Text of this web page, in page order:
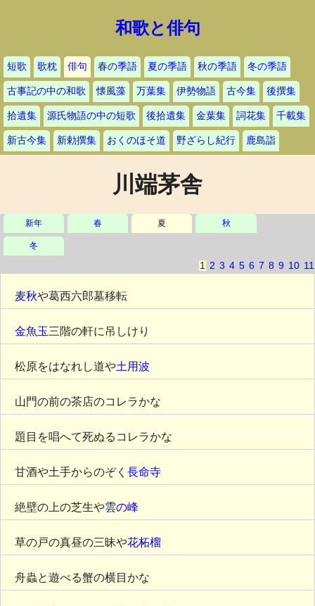
和歌と俳句
短歌 歌枕 俳句 春の季語 夏の季語 秋の季語 冬の季語
古事記の中の和歌 懐風藻 万葉集 伊勢物語 古今集 後撰集
拾遺集 源氏物語の中の短歌 後拾遺集 金葉集 詞花集 千載集
新古今集 新勅撰集 おくのほそ道 野ざらし紀行 鹿島詣
川端茅舎
新年 春 夏 秋
冬
1 2 3 4 5 6 7 8 9 10 11
麦秋や葛西六郎墓移転
金魚玉三階の軒に吊しけり
松原をはなれし道や土用波
山門の前の茶店のコレラかな
題目を唱へて死ぬるコレラかな
甘酒や土手からのぞく 長命寺
絶壁の上の芝生や雲の峰
草の戸の真昼の三昧や花柘榴
舟蟲と遊べる蟹の横目かな